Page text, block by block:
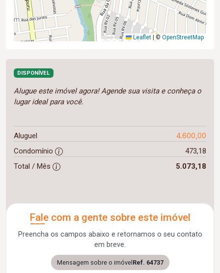
Leaflet © OpenStreetMap
DISPONÍVEL
Alugue este imóvel agora! Agende sua visita e conheça o
lugar ideal para você.
Aluguel 4.600,00
Condomínio
473,18
Total / Mês
5.073,18
Fale com a gente sobre este imóvel
Preencha os campos abaixo e retornamos o seu contato
em breve.
Mensagem sobre o imóvel Ref. 64737